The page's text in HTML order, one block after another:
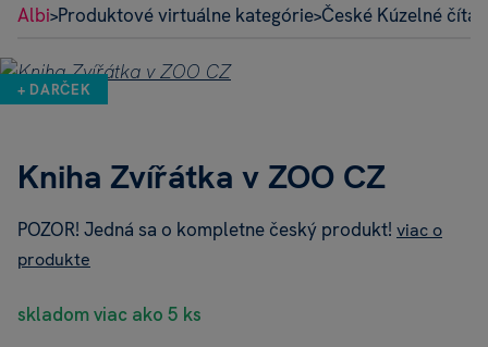
Albi>Produktové virtuálne kategórie>České Kúzelné
+ DARČEK
Kniha Zvířátka v ZOO CZ
POZOR! Jedná sa o kompletne český produkt! viac o
produkte
skladom viac ako 5 ks